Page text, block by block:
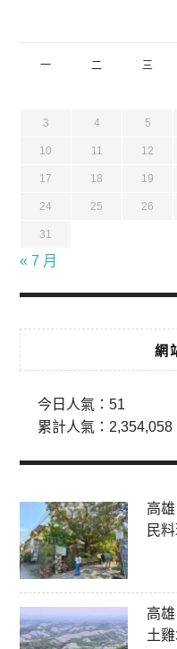
一 二 三
3 4 5
10 11 12
17 18 19
24 25 26
31
« 7 月
網
今日人氣：51
累計人氣： 2,354,058
高
民
高
土